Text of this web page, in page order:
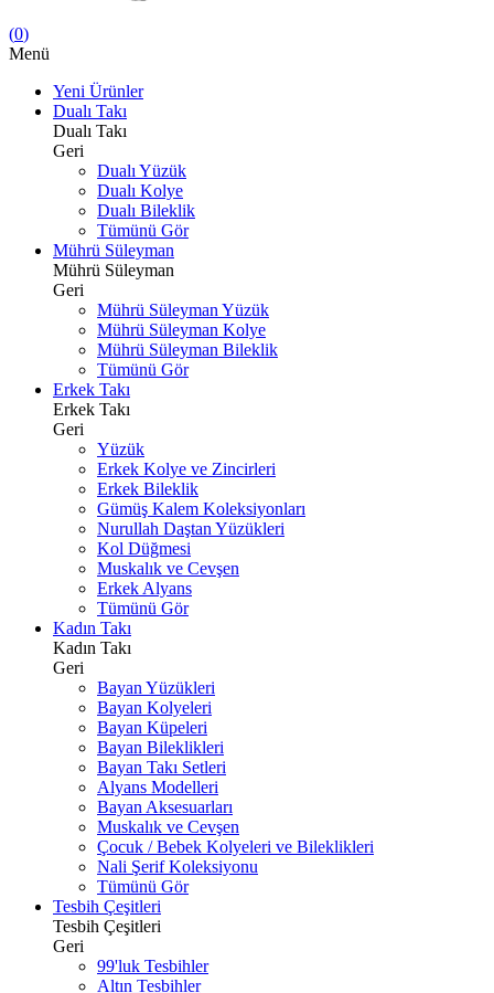
(0)
Menü
Yeni Ürünler
Dualı Takı
Dualı Takı
Geri
Dualı Yüzük
Dualı Kolye
Dualı Bileklik
Tümünü Gör
Mührü Süleyman
Mührü Süleyman
Geri
Mührü Süleyman Yüzük
Mührü Süleyman Kolye
Mührü Süleyman Bileklik
Tümünü Gör
Erkek Takı
Erkek Takı
Geri
Yüzük
Erkek Kolye ve Zincirleri
Erkek Bileklik
Gümüş Kalem Koleksiyonları
Nurullah Daştan Yüzükleri
Kol Düğmesi
Muskalık ve Cevşen
Erkek Alyans
Tümünü Gör
Kadın Takı
Kadın Takı
Geri
Bayan Yüzükleri
Bayan Kolyeleri
Bayan Küpeleri
Bayan Bileklikleri
Bayan Takı Setleri
Alyans Modelleri
Bayan Aksesuarları
Muskalık ve Cevşen
Çocuk / Bebek Kolyeleri ve Bileklikleri
Nali Şerif Koleksiyonu
Tümünü Gör
Tesbih Çeşitleri
Tesbih Çeşitleri
Geri
99'luk Tesbihler
Altın Tesbihler